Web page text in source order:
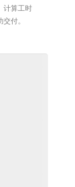
计算工时
付。